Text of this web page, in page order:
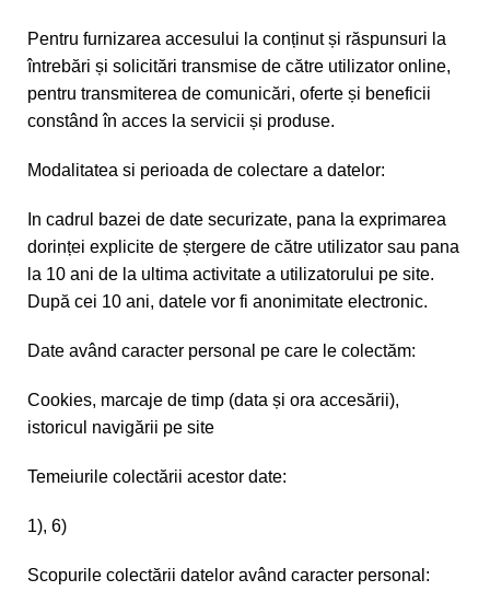
Pentru furnizarea accesului la conținut și răspunsuri la
întrebări și solicitări transmise de către utilizator online,
pentru transmiterea de comunicări, oferte și beneficii
constând în acces la servicii și produse.
Modalitatea si perioada de colectare a datelor:
In cadrul bazei de date securizate, pana la exprimarea
dorinței explicite de ștergere de către utilizator sau pana
la 10 ani de la ultima activitate a utilizatorului pe site.
După cei 10 ani, datele vor fi anonimitate electronic.
Date având caracter personal pe care le colectăm:
Cookies, marcaje de timp (data și ora accesării),
istoricul navigării pe site
Temeiurile colectării acestor date:
1), 6)
Scopurile colectării datelor având caracter personal: